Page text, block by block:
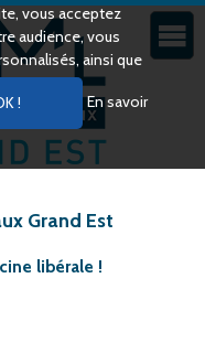
vous acceptez
audience, vous
ainsi que
En savoir
Grand Est
libérale !